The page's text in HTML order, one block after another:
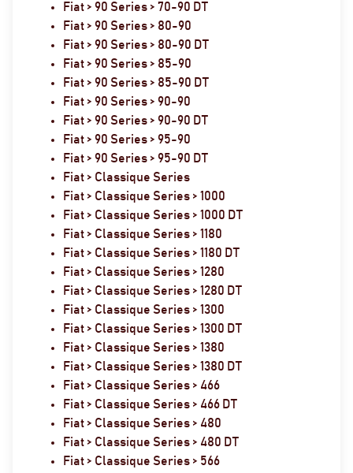
Fiat > 90 Series > 70-90 DT
Fiat > 90 Series > 80-90
Fiat > 90 Series > 80-90 DT
Fiat > 90 Series > 85-90
Fiat > 90 Series > 85-90 DT
Fiat > 90 Series > 90-90
Fiat > 90 Series > 90-90 DT
Fiat > 90 Series > 95-90
Fiat > 90 Series > 95-90 DT
Fiat > Classique Series
Fiat > Classique Series > 1000
Fiat > Classique Series > 1000 DT
Fiat > Classique Series > 1180
Fiat > Classique Series > 1180 DT
Fiat > Classique Series > 1280
Fiat > Classique Series > 1280 DT
Fiat > Classique Series > 1300
Fiat > Classique Series > 1300 DT
Fiat > Classique Series > 1380
Fiat > Classique Series > 1380 DT
Fiat > Classique Series > 466
Fiat > Classique Series > 466 DT
Fiat > Classique Series > 480
Fiat > Classique Series > 480 DT
Fiat > Classique Series > 566